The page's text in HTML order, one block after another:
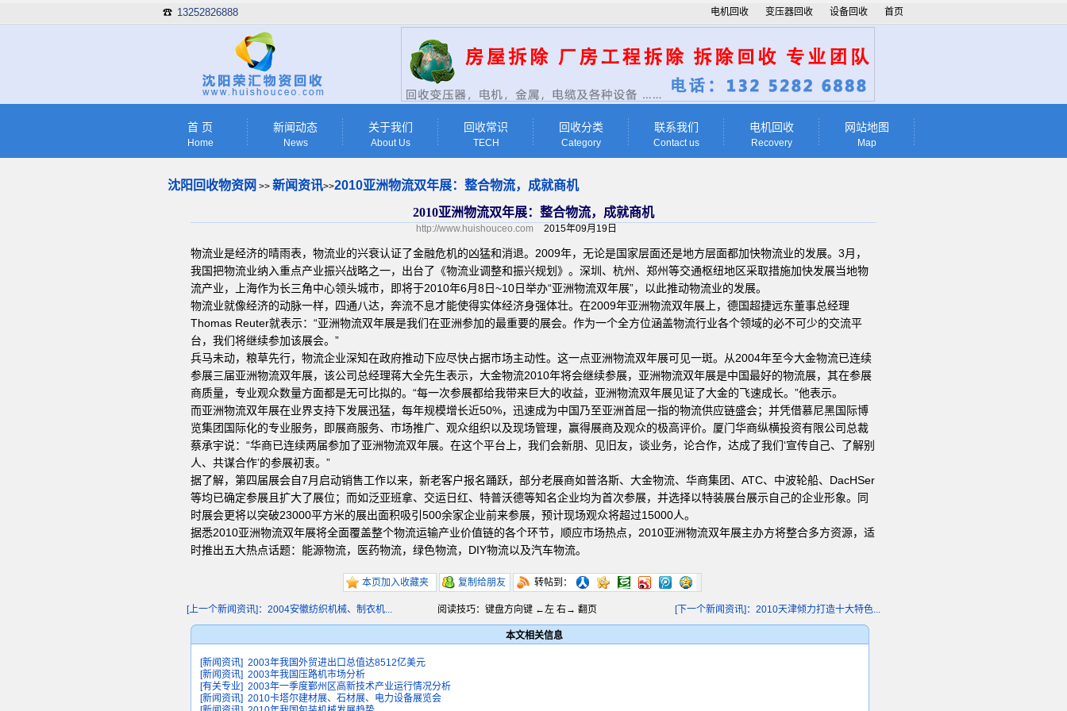
☎ 13252826888 首页
设备回收
变压器回收
电机回收
首 页
Home
新闻动态
News
关于我们
About Us
回收常识
TECH
回收分类
Category
联系我们
Contact us
电机回收
Recovery
网站地图
Map
沈阳回收物资网 >>新闻资讯>>2010亚洲物流双年展：整合物流，成就商机
2010亚洲物流双年展：整合物流，成就商机
http://www.huishouceo.com 2015年09月19日
物流业是经济的晴雨表，物流业的兴衰认证了金融危机的凶猛和消退。2009年，无论是国家层面还是地方层面都加快物流业的发展。3月，
我国把物流业纳入重点产业振兴战略之一，出台了《物流业调整和振兴规划》。深圳、杭州、郑州等交通枢纽地区采取措施加快发展当地物
流产业，上海作为长三角中心领头城市，即将于2010年6月8日~10日举办“亚洲物流双年展”，以此推动物流业的发展。
物流业就像经济的动脉一样，四通八达，奔流不息才能使得实体经济身强体壮。在2009年亚洲物流双年展上，德国超捷远东董事总经理
Thomas Reuter就表示：“亚洲物流双年展是我们在亚洲参加的最重要的展会。作为一个全方位涵盖物流行业各个领域的必不可少的交流平
台，我们将继续参加该展会。”
兵马未动，粮草先行，物流企业深知在政府推动下应尽快占据市场主动性。这一点亚洲物流双年展可见一斑。从2004年至今大金物流已连续
参展三届亚洲物流双年展，该公司总经理蒋大全先生表示，大金物流2010年将会继续参展，亚洲物流双年展是中国最好的物流展，其在参展
商质量，专业观众数量方面都是无可比拟的。“每一次参展都给我带来巨大的收益，亚洲物流双年展见证了大金的飞速成长。”他表示。
而亚洲物流双年展在业界支持下发展迅猛，每年规模增长近50%，迅速成为中国乃至亚洲首屈一指的物流供应链盛会；并凭借慕尼黑国际博
览集团国际化的专业服务，即展商服务、市场推广、观众组织以及现场管理，赢得展商及观众的极高评价。厦门华商纵横投资有限公司总裁
蔡承宇说：“华商已连续两届参加了亚洲物流双年展。在这个平台上，我们会新朋、见旧友，谈业务，论合作，达成了我们‘宣传自己、了解别
人、共谋合作’的参展初衷。”
据了解，第四届展会自7月启动销售工作以来，新老客户报名踊跃，部分老展商如普洛斯、大金物流、华商集团、ATC、中波轮船、DacHSer
等均已确定参展且扩大了展位；而如泛亚班拿、交运日红、特普沃德等知名企业均为首次参展，并选择以特装展台展示自己的企业形象。同
时展会更将以突破23000平方米的展出面积吸引500余家企业前来参展，预计现场观众将超过15000人。
据悉2010亚洲物流双年展将全面覆盖整个物流运输产业价值链的各个环节，顺应市场热点，2010亚洲物流双年展主办方将整合多方资源，适
时推出五大热点话题：能源物流，医药物流，绿色物流，DIY物流以及汽车物流。
本页加入收藏夹 复制给朋友 转帖到：
[上一个新闻资讯]：2004安徽纺织机械、制衣机... 阅读技巧：键盘方向键 ←左 右→ 翻页 [下一个新闻资讯]：2010天津倾力打造十大特色...
本文相关信息
[新闻资讯] 2003年我国外贸进出口总值达8512亿美元
[新闻资讯] 2003年我国压路机市场分析
[有关专业] 2003年一季度鄞州区高新技术产业运行情况分析
[新闻资讯] 2010卡塔尔建材展、石材展、电力设备展览会